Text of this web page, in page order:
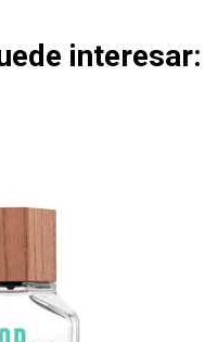
interesar: